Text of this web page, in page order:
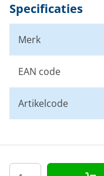
Specificaties
Merk
EAN code
Artikelcode